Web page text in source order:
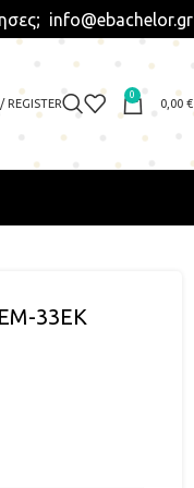
info@ebachelor.gr
REGISTER
0
0,00 €
33EK